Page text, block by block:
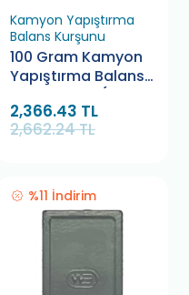
Kamyon Yapıştırma
Balans Kurşunu
100 Gram Kamyon
Yapıştırma Balans
Kurşunu WB (50
Adet)
2,366.43 TL
2,662.24 TL
%11 İndirim